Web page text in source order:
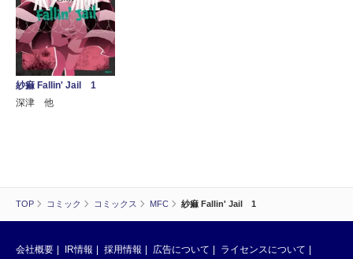
TOP コミック コミックス MFC 紗痲 Fallin' Jail 1
紗痲 Fallin' Jail 1
深津 他
会社概要 IR情報 採用情報 広告について
ライセンスについて